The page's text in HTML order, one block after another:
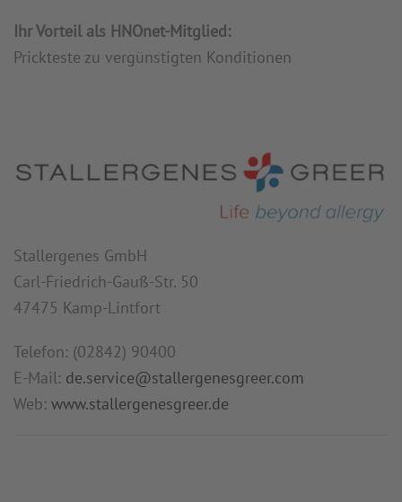
Ihr Vorteil als HNOnet-Mitglied:
Prickteste zu vergünstigten Konditionen
Stallergenes GmbH
Carl-Friedrich-Gauß-Str. 50
47475 Kamp-Lintfort
Telefon: (02842) 90400
E-Mail: de.service@stallergenesgreer.com
Web: www.stallergenesgreer.de